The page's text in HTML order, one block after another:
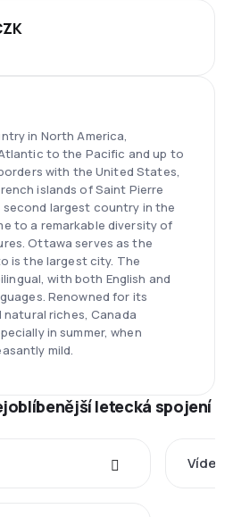
in North America,
to the Pacific and up to
with the United States,
islands of Saint Pierre
second largest country in the
to a remarkable diversity of
Ottawa serves as the
is the largest city. The
with both English and
Renowned for its
riches, Canada
in summer, when
mild.
letecká spojení
Vídeň